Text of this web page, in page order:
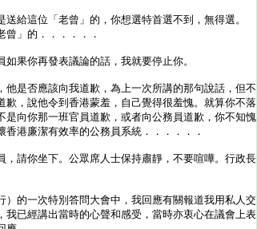
給這位「老曾」的，你想選特首選不到，無得選。
曾」的．．．．．．
果你再發表議論的話，我就要停止你。
他是否應該向我道歉，為上一次所講的那句說話，但不
歉，說他令到香港蒙羞，自己覺得很羞愧。就算你不落
是向你那一班官員道歉，或者向公務員道歉，你不知愧
港廉潔有效率的公務員系統．．．．．．
，請你坐下。公眾席人士保持肅靜，不要喧嘩。行政長
）的一次特別答問大會中，我回應有關報道我用私人交
我已經講出當時的心聲和感受，當時亦衷心在議會上表